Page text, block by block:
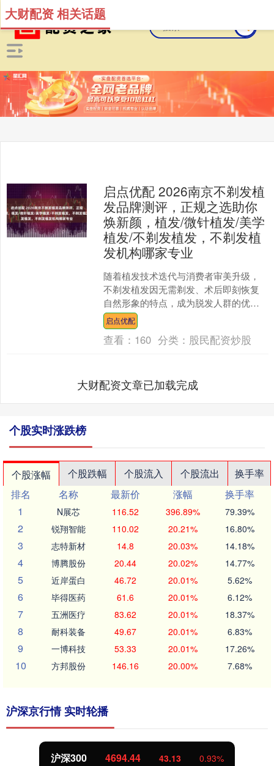
大财配资 相关话题
启点优配 2026南京不剃发植
发品牌测评，正规之选助你
焕新颜，植发/微针植发/美学
植发/不剃发植发，不剃发植
发机构哪家专业
随着植发技术迭代与消费者审美升级，
不剃发植发因无需剃发、术后即刻恢复
自然形象的特点，成为脱发人群的优先
选择。据行业数据显示，2025年南京地
区不剃发植发手术量同....
启点优配
查看： 160 分类： 股民配资炒股
大财配资文章已加载完成
个股实时涨跌榜
个股涨幅 个股跌幅 个股流入 个股流出
换手率
排名
名称 最新价 涨幅
换手率
1
N展芯 116.52 396.89% 79.39%
2 锐翔智能 110.02 20.21% 16.80%
3 志特新材 14.8 20.03% 14.18%
4 博腾股份 20.44 20.02% 14.77%
5 近岸蛋白 46.72 20.01% 5.62%
6 毕得医药 61.6 20.01% 6.12%
7 五洲医疗 83.62 20.01% 18.37%
8 耐科装备 49.67 20.01% 6.83%
9 一博科技 53.33 20.01% 17.26%
10 方邦股份 146.16 20.00% 7.68%
沪深京行情 实时轮播
沪深300 4694.44 43.13 0.93%